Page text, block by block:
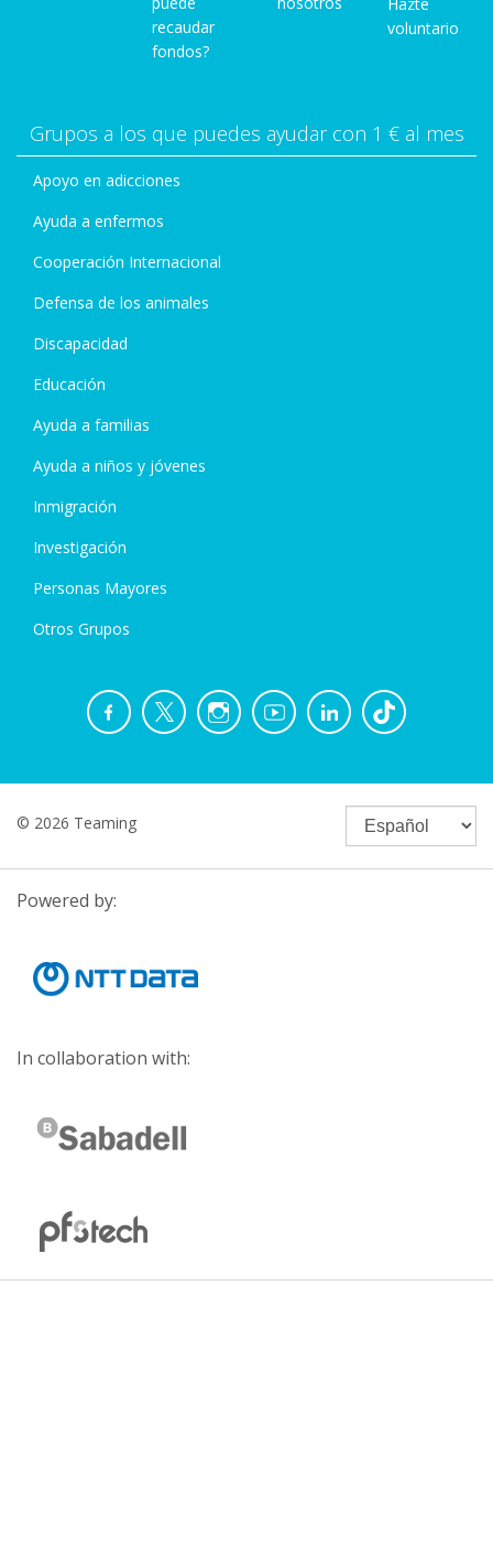
recaudar
fondos?
voluntario
Grupos a los que puedes ayudar con 1 € al mes
Apoyo en adicciones
Ayuda a enfermos
Cooperación Internacional
Defensa de los animales
Discapacidad
Educación
Ayuda a familias
Ayuda a niños y jóvenes
Inmigración
Investigación
Personas Mayores
Otros Grupos
© 2026 Teaming
Powered by:
In collaboration with: